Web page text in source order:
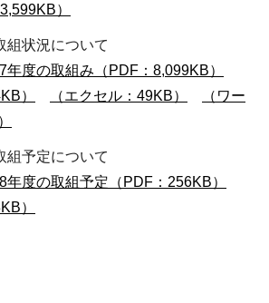
）
組状況について
年度の取組み（PDF：8,099KB）
）
（エクセル：49KB）
（ワー
組予定について
年度の取組予定（PDF：256KB）
）